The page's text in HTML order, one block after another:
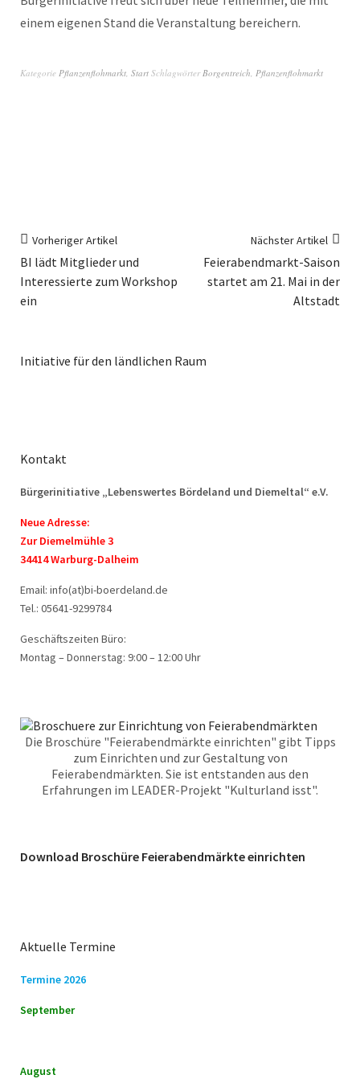
einem eigenen Stand die Veranstaltung bereichern.
Kategorie Pflanzenflohmarkt, Start SchlagwörterBorgentreich, Pflanzenflohmarkt
Vorheriger Artikel
BI lädt Mitglieder und
Interessierte zum Workshop
ein
Nächster Artikel
Feierabendmarkt-Saison
startet am 21. Mai in der
Altstadt
Initiative für den ländlichen Raum
Kontakt
Bürgerinitiative „Lebenswertes Bördeland und Diemeltal“ e.V.
Neue Adresse:
Zur Diemelmühle 3
34414 Warburg-Dalheim
Email: info(at)bi-boerdeland.de
Tel.: 05641-9299784
Geschäftszeiten Büro:
Montag – Donnerstag: 9:00 – 12:00 Uhr
Die Broschüre "Feierabendmärkte einrichten" gibt Tipps
zum Einrichten und zur Gestaltung von
Feierabendmärkten. Sie ist entstanden aus den
Erfahrungen im LEADER-Projekt "Kulturland isst".
Download Broschüre Feierabendmärkte einrichten
Aktuelle Termine
Termine 2026
September
August